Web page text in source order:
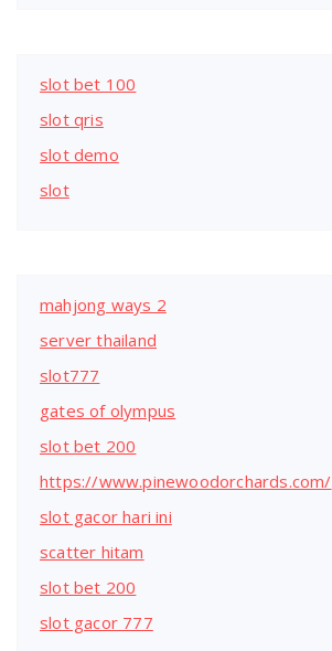
slot bet 100
slot qris
slot demo
slot
mahjong ways 2
server thailand
slot777
gates of olympus
slot bet 200
https://www.pinewoodorchards.com/
slot gacor hari ini
scatter hitam
slot bet 200
slot gacor 777